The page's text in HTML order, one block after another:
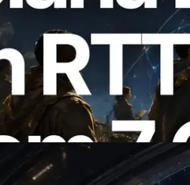
Leader Slot
depuis 7 régions
lancée